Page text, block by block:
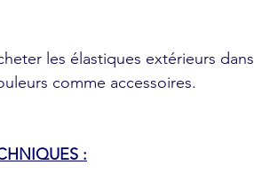
les élastiques extérieurs dans
comme accessoires.
: